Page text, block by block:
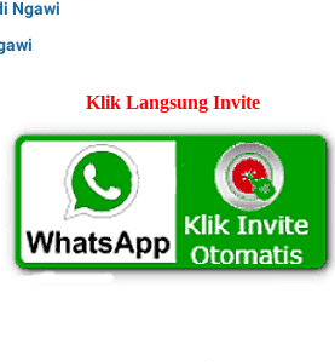
Ngawi
Klik Langsung Invite